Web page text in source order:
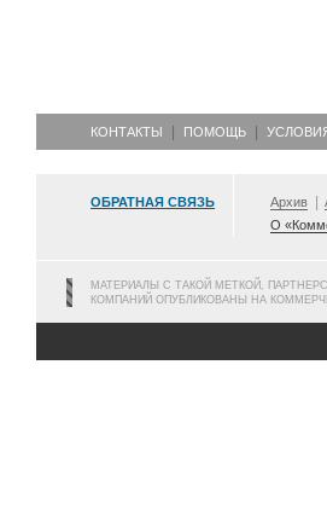
КОНТАКТЫ ПОМОЩЬ
ОБРАТНАЯ СВЯЗЬ Архив
О
МАТЕРИАЛЫ С ТАКОЙ МЕТКОЙ,
КОМПАНИЙ ОПУБЛИКОВАНЫ НА